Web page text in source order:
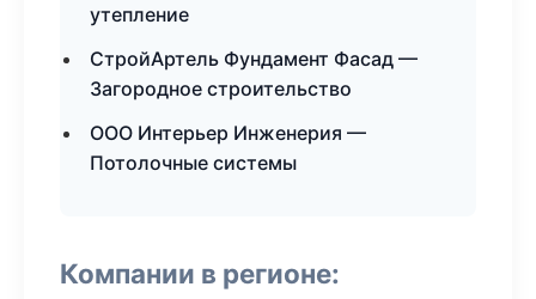
утепление
СтройАртель Фундамент Фасад —
Загородное строительство
ООО Интерьер Инженерия —
Потолочные системы
Компании в регионе: